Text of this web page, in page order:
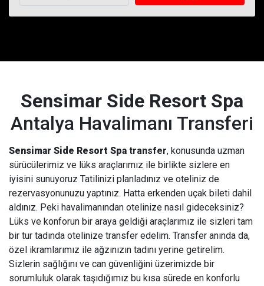
Sensimar Side Resort Spa
Antalya Havalimanı Transferi
Sensimar Side Resort Spa transfer, konusunda uzman
sürücülerimiz ve lüks araçlarımız ile birlikte sizlere en
iyisini sunuyoruz Tatilinizi planladınız ve oteliniz de
rezervasyonunuzu yaptınız. Hatta erkenden uçak bileti dahil
aldınız. Peki havalimanından otelinize nasıl gideceksiniz?
Lüks ve konforun bir araya geldiği araçlarımız ile sizleri tam
bir tur tadında otelinize transfer edelim. Transfer anında da,
özel ikramlarımız ile ağzınızın tadını yerine getirelim.
Sizlerin sağlığını ve can güvenliğini üzerimizde bir
sorumluluk olarak taşıdığımız bu kısa sürede en konforlu